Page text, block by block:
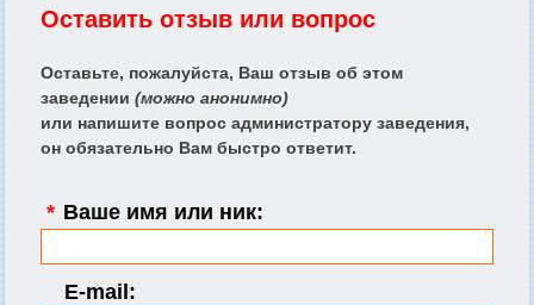
Оставить отзыв или вопрос
Оставьте, пожалуйста, Ваш отзыв об этом
заведении (можно анонимно)
или напишите вопрос администратору заведения,
он обязательно Вам быстро ответит.
* Ваше имя или ник:
E-mail: